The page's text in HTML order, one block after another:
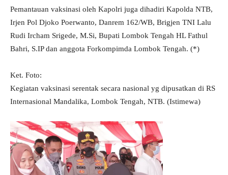
Pemantauan vaksinasi oleh Kapolri juga dihadiri Kapolda NTB,
Irjen Pol Djoko Poerwanto, Danrem 162/WB, Brigjen TNI Lalu
Rudi Ircham Srigede, M.Si, Bupati Lombok Tengah HL Fathul
Bahri, S.IP dan anggota Forkompimda Lombok Tengah. (*)
Ket. Foto:
Kegiatan vaksinasi serentak secara nasional yg dipusatkan di RS
Internasional Mandalika, Lombok Tengah, NTB. (Istimewa)